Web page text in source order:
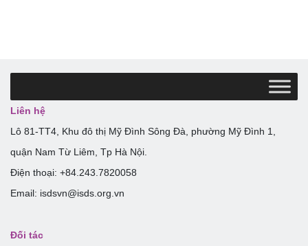
Liên hệ
Lô 81-TT4, Khu đô thị Mỹ Đình Sông Đà, phường Mỹ Đình 1,
quận Nam Từ Liêm, Tp Hà Nội.
Điện thoại: +84.243.7820058
Email: isdsvn@isds.org.vn
Đối tác